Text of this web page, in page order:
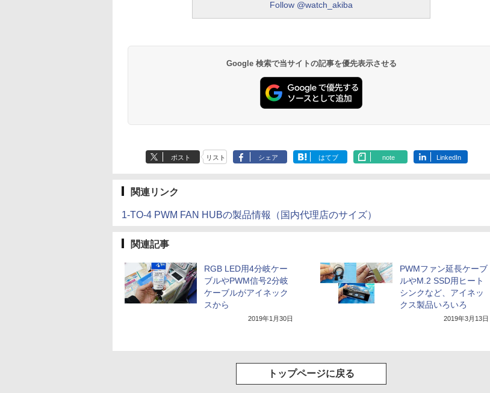
Follow @watch_akiba
Google 検索で当サイトの記事を優先表示させる
ポスト リスト シェア はてブ note LinkedIn
関連リンク
1-TO-4 PWM FAN HUBの製品情報（国内代理店のサイズ）
関連記事
RGB LED用4分岐ケー
ブルやPWM信号2分岐
ケーブルがアイネック
スから
2019年1月30日
PWMファン延長ケーブ
ルやM.2 SSD用ヒート
シンクなど、アイネッ
クス製品いろいろ
2019年3月13日
トップページに戻る